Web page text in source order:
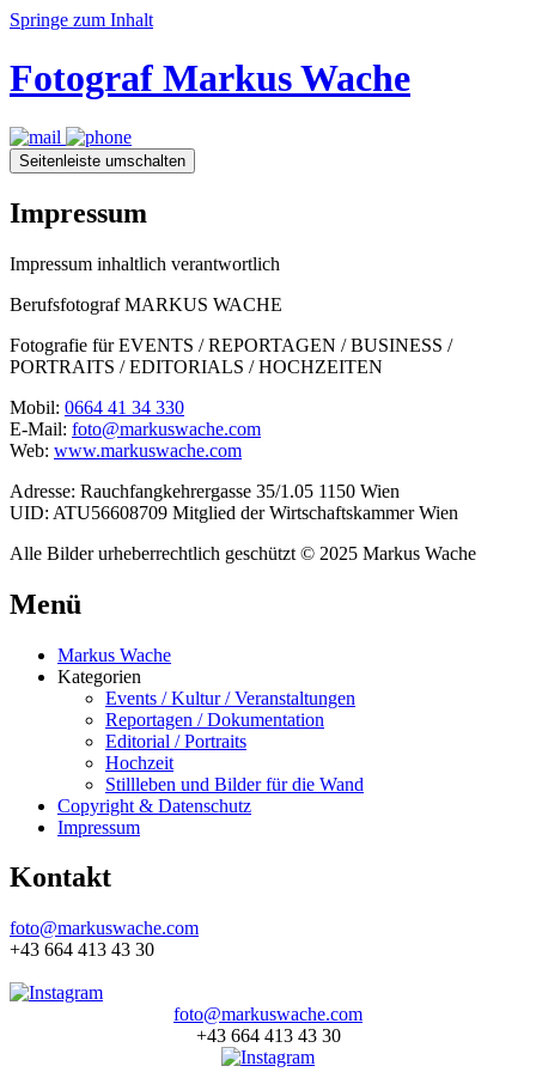
Springe zum Inhalt
Fotograf Markus Wache
Seitenleiste umschalten
Impressum
Impressum inhaltlich verantwortlich
Berufsfotograf MARKUS WACHE
Fotografie für EVENTS / REPORTAGEN / BUSINESS /
PORTRAITS / EDITORIALS / HOCHZEITEN
Mobil: 0664 41 34 330
E-Mail: foto@markuswache.com
Web: www.markuswache.com
Adresse: Rauchfangkehrergasse 35/1.05 1150 Wien
UID: ATU56608709 Mitglied der Wirtschaftskammer Wien
Alle Bilder urheberrechtlich geschützt © 2025 Markus Wache
Menü
Markus Wache
Kategorien
Events / Kultur / Veranstaltungen
Reportagen / Dokumentation
Editorial / Portraits
Hochzeit
Stillleben und Bilder für die Wand
Copyright & Datenschutz
Impressum
Kontakt
foto@markuswache.com
+43 664 413 43 30
foto@markuswache.com
+43 664 413 43 30